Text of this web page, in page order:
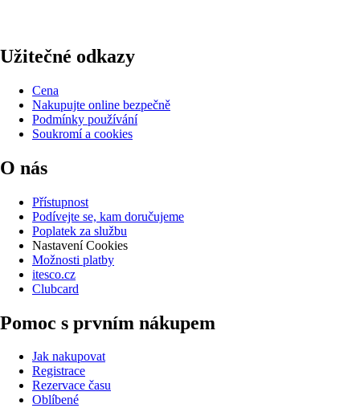
Užitečné odkazy
Cena
Nakupujte online bezpečně
Podmínky používání
Soukromí a cookies
O nás
Přístupnost
Podívejte se, kam doručujeme
Poplatek za službu
Nastavení Cookies
Možnosti platby
itesco.cz
Clubcard
Pomoc s prvním nákupem
Jak nakupovat
Registrace
Rezervace času
Oblíbené